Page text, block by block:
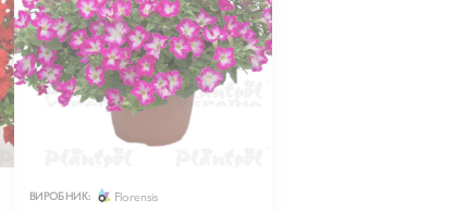
ВИРОБНИК: Florensis